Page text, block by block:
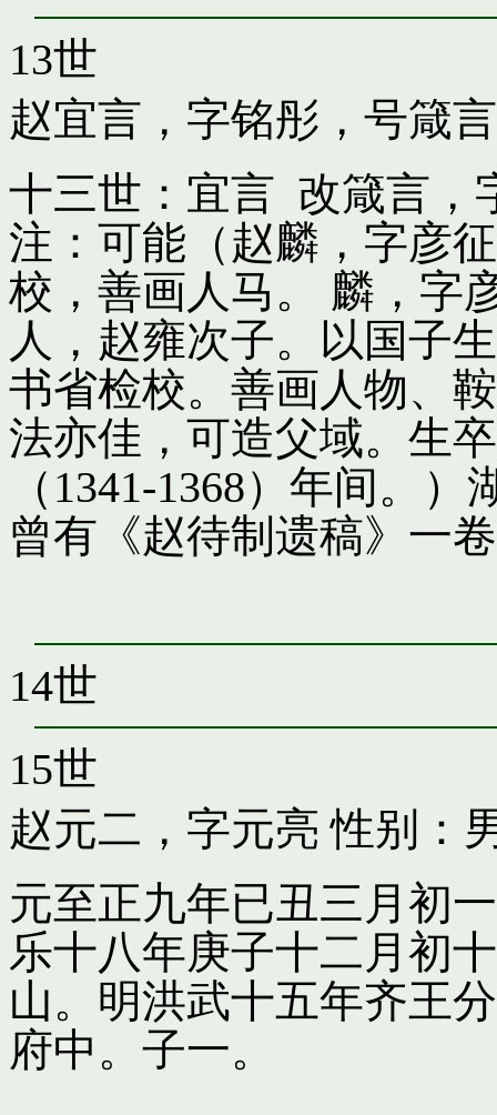
13世
赵宜言，字铭彤，号箴言
十三世：宜言 改箴言，
注：可能（赵麟，字彦
校，善画人马。 麟，字
人，赵雍次子。以国子
书省检校。善画人物、
法亦佳，可造父域。生
（1341-1368）年间。
曾有《赵待制遗稿》一
14世
15世
赵元二，字元亮 性别：
元至正九年已丑三月初
乐十八年庚子十二月初
山。明洪武十五年齐王
府中。子一。